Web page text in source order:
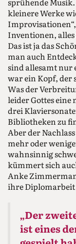
kleinere Werke
Improvisationen“,
Inventionen,
Das ist ja das
man auch
sind allesamt nur
war ein Kopf, der
Was der
leider Gottes eine
drei
Bibliotheken zu
Aber der
mehr oder
wahnsinnig
kümmert sich
Anke
ihre Diplomarbeit
„Der
ist eines